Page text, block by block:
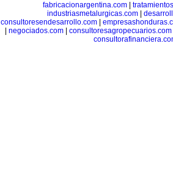
fabricacionargentina.com|
industriasmetalurgicas.com|
consultoresendesarrollo.com
negociados.com consultoresagropecuarios.com